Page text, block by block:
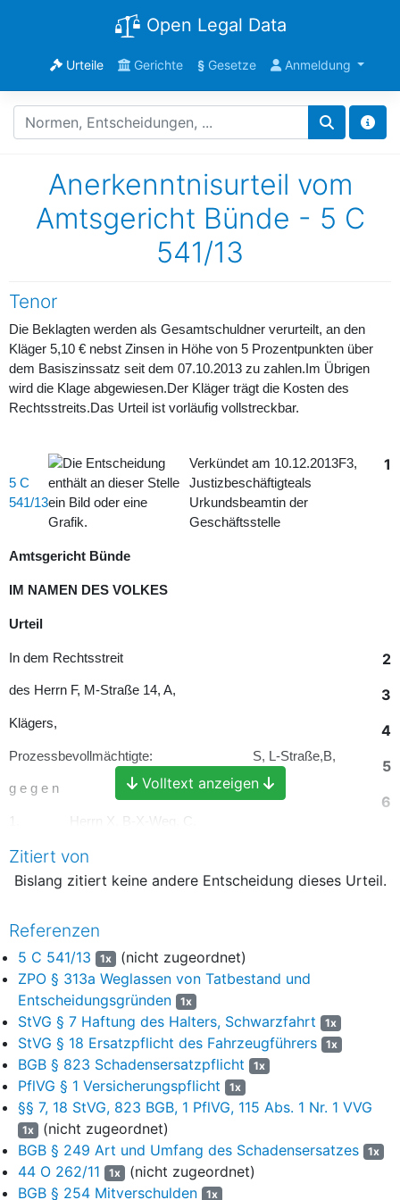
Open Legal Data
Urteile Gerichte §Gesetze Anmeldung
Anerkenntnisurteil vom
Amtsgericht Bünde - 5 C
541/13
Tenor
Die Beklagten werden als Gesamtschuldner verurteilt, an den
Kläger 5,10 € nebst Zinsen in Höhe von 5 Prozentpunkten über
dem Basiszinssatz seit dem 07.10.2013 zu zahlen.Im Übrigen
wird die Klage abgewiesen.Der Kläger trägt die Kosten des
Rechtsstreits.Das Urteil ist vorläufig vollstreckbar.
1
5 C
541/13
Verkündet am 10.12.2013F3,
Justizbeschäftigteals
Urkundsbeamtin der
Geschäftsstelle
Amtsgericht Bünde
IM NAMEN DES VOLKES
Urteil
2
In dem Rechtsstreit
3
des Herrn F, M-Straße 14, A,
4
Klägers,
5
Prozessbevollmächtigte: S, L-Straße,B,
6
g e g e n
1. Herrn X, B-X-Weg, C,
8
2. den Z, vertr. d. d. Vorstand, N-Straße ,D,
Beklagten,
Straße, E,
hat das Amtsgericht Bündeim schriftlichen Verfahren am
10.12.2013durch den Richter F2für Recht erkannt:
Die Beklagten werden als Gesamtschuldner verurteilt, an den
Kläger 5,10 € nebst Zinsen in Höhe von 5 Prozentpunkten
über dem Basiszinssatz seit dem 07.10.2013 zu zahlen.
Im Übrigen wird die Klage abgewiesen.
Der Kläger trägt die Kosten des Rechtsstreits.
Das Urteil ist vorläufig vollstreckbar.
TATBESTAND
Volltext anzeigen
Zitiert von
Bislang zitiert keine andere Entscheidung dieses Urteil.
Referenzen
5 C 541/13 1x (nicht zugeordnet)
ZPO § 313a Weglassen von Tatbestand und
Entscheidungsgründen
1x
StVG § 7 Haftung des Halters, Schwarzfahrt 1x
StVG § 18 Ersatzpflicht des Fahrzeugführers 1x
BGB § 823 Schadensersatzpflicht 1x
PflVG § 1 Versicherungspflicht 1x
§§ 7, 18 StVG, 823 BGB, 1 PflVG, 115 Abs. 1 Nr. 1 VVG
1x (nicht zugeordnet)
BGB § 249 Art und Umfang des Schadensersatzes
1x
44 O 262/11 1x (nicht zugeordnet)
BGB § 254 Mitverschulden
1x